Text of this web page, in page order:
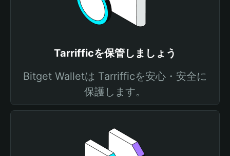
Tarrifficを保管しましょう
Bitget Walletは Tarrifficを安心・安全に
保護します。